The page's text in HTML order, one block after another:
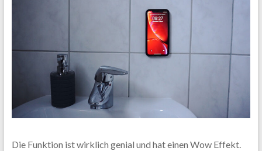
Die Funktion ist wirklich genial und hat einen Wow Effekt.